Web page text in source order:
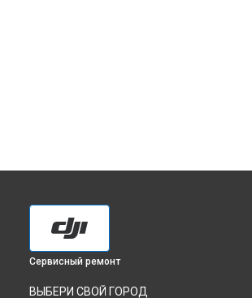
Сервисный ремонт
ВЫБЕРИ СВОЙ ГОРОД